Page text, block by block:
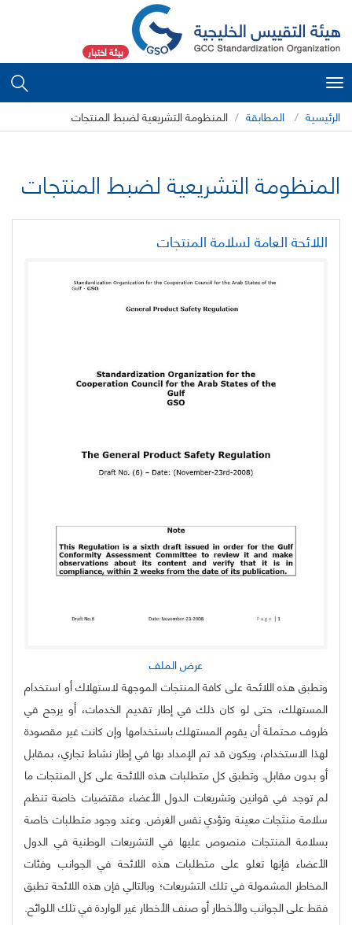
بيئة اختبار
Toggle
navigation
الرئيسية المطابقة المنظومة التشريعية لضبط المنتجات
المنظومة التشريعية لضبط المنتجات
اللائحة العامة لسلامة المنتجات
عرض الملف
وتطبق هذه اللائحة على كافة المنتجات الموجهة لاستهلاك أو استخدام
المستهلك، حتى لو كان ذلك في إطار تقديم الخدمات، أو يرجح في
ظروف محتملة أن يقوم المستهلك باستخدامها وإن كانت غير مقصودة
لهذا الاستخدام، ويكون قد تم الإمداد بها في إطار نشاط تجاري، بمقابل
أو بدون مقابل. وتطبق كل متطلبات هذه اللائحة على كل المنتجات ما
لم توجد في قوانين وتشريعات الدول الأعضاء مقتضيات خاصة تنظم
سلامة منتَجات معينة وتؤدي نفس الغرض. وعند وجود متطلبات خاصة
بسلامة المنتجات منصوص عليها في التشريعات الوطنية في الدول
الأعضاء فإنها تعلو على متطلبات هذه اللائحة في الجوانب وفئات
المخاطر المشمولة في تلك التشريعات؛ وبالتالي فإن هذه اللائحة تطبق
فقط على الجوانب والأخطار أو صنف الأخطار غير الواردة في تلك اللوائح.